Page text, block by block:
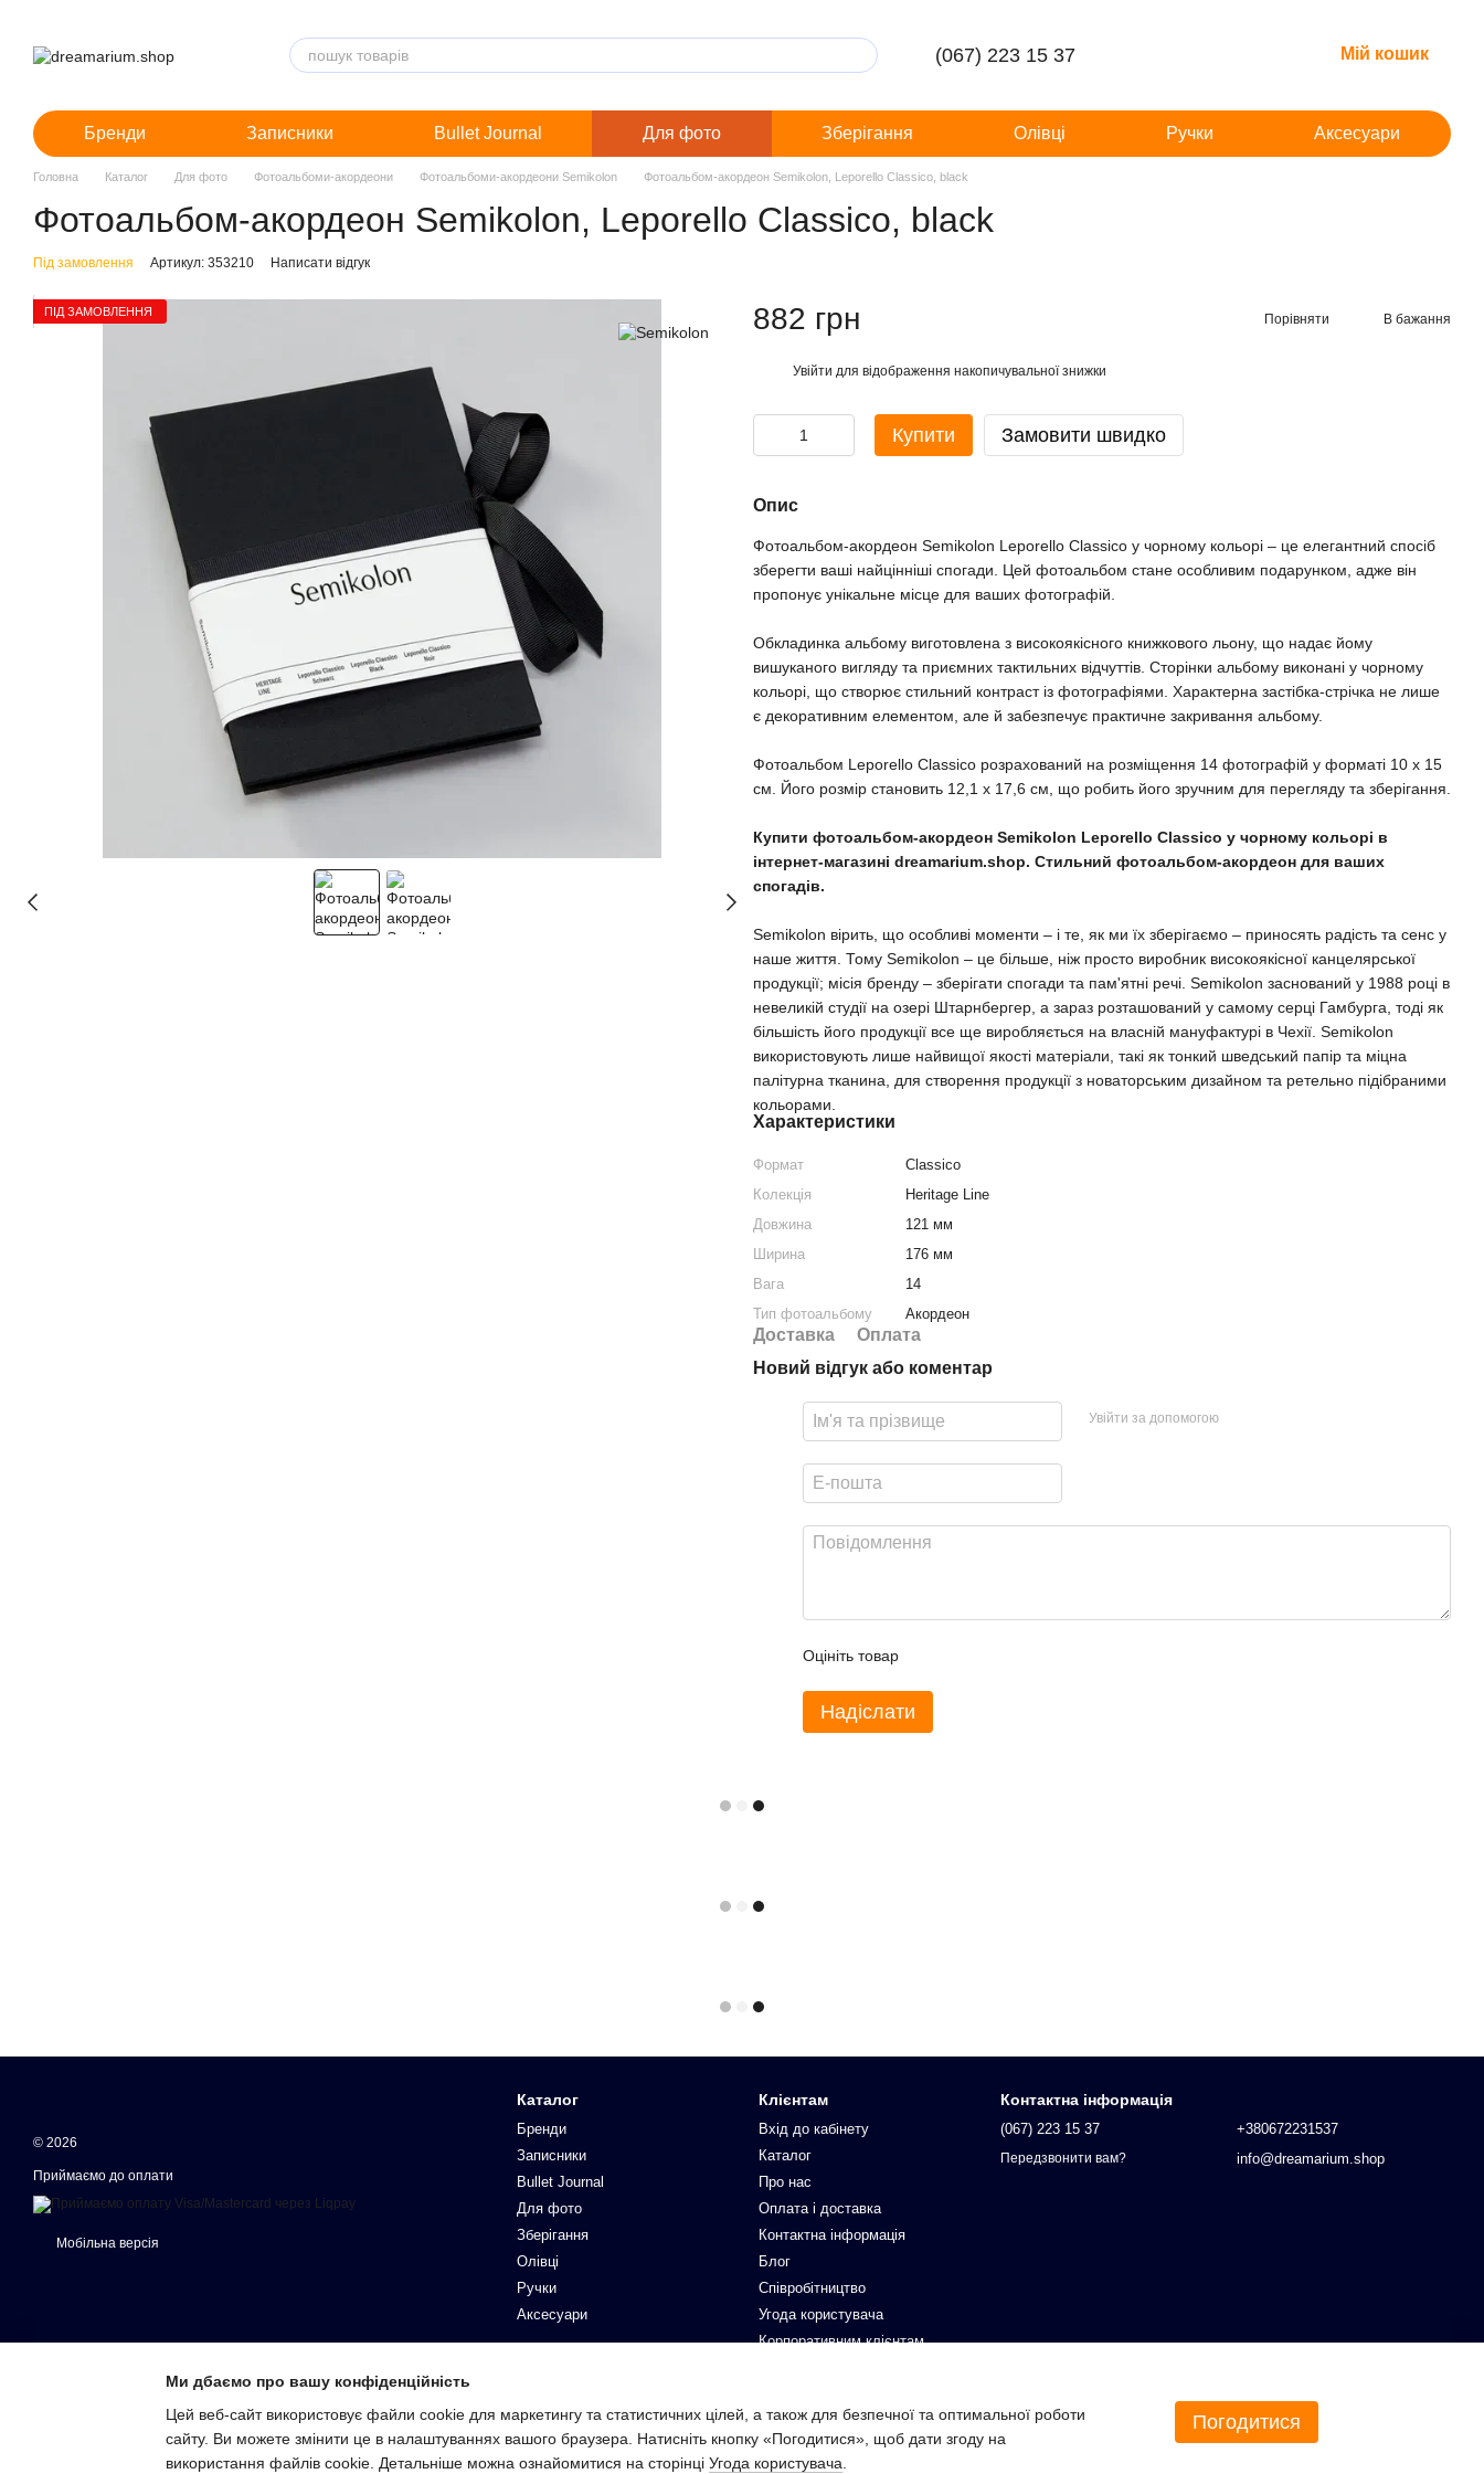
(067) 223 15 37 Мій кошик
Бренди Записники Bullet Journal Для фото Зберігання Олівці Ручки Аксесуари
Головна Каталог Для фото Фотоальбоми-акордеони Фотоальбоми-акордеони Semikolon Фотоальбом-акордеон Semikolon, Leporello Classico, black
Фотоальбом-акордеон Semikolon, Leporello Classico, black
Під замовлення Артикул: 353210 Написати відгук
ПІД ЗАМОВЛЕННЯ 882 грн Порівняти В бажання
Увійти для відображення накопичувальної знижки
Купити Замовити швидко
Опис
Фотоальбом-акордеон Semikolon Leporello Classico у чорному кольорі – це елегантний спосіб
зберегти ваші найцінніші спогади. Цей фотоальбом стане особливим подарунком, адже він
пропонує унікальне місце для ваших фотографій.
Обкладинка альбому виготовлена з високоякісного книжкового льону, що надає йому
вишуканого вигляду та приємних тактильних відчуттів. Сторінки альбому виконані у чорному
кольорі, що створює стильний контраст із фотографіями. Характерна застібка-стрічка не лише
є декоративним елементом, але й забезпечує практичне закривання альбому.
Фотоальбом Leporello Classico розрахований на розміщення 14 фотографій у форматі 10 x 15
см. Його розмір становить 12,1 x 17,6 см, що робить його зручним для перегляду та зберігання.
Купити фотоальбом-акордеон Semikolon Leporello Classico у чорному кольорі в
інтернет-магазині dreamarium.shop. Стильний фотоальбом-акордеон для ваших
спогадів.
Semikolon вірить, що особливі моменти – і те, як ми їх зберігаємо – приносять радість та сенс у
наше життя. Тому Semikolon – це більше, ніж просто виробник високоякісної канцелярської
продукції; місія бренду – зберігати спогади та пам'ятні речі. Semikolon заснований у 1988 році в
невеликій студії на озері Штарнбергер, а зараз розташований у самому серці Гамбурга, тоді як
більшість його продукції все ще виробляється на власній мануфактурі в Чехії. Semikolon
використовують лише найвищої якості матеріали, такі як тонкий шведський папір та міцна
палітурна тканина, для створення продукції з новаторським дизайном та ретельно підібраними
кольорами.
Характеристики
Формат
Classico
Колекція
Heritage Line
Довжина
121 мм
Ширина
176 мм
Вага
14
Тип фотоальбому
Акордеон
Доставка
Оплата
Новий відгук або коментар
Увійти за допомогою
Оцініть товар
Надіслати
© 2026
Приймаємо до оплати
Мобільна версія
Каталог
Бренди
Записники
Bullet Journal
Для фото
Зберігання
Олівці
Ручки
Аксесуари
Клієнтам
Вхід до кабінету
Каталог
Про нас
Оплата і доставка
Контактна інформація
Блог
Співробітництво
Угода користувача
Корпоративним клієнтам
Контактна інформація
(067) 223 15 37
Передзвонити вам?
+380672231537
info@dreamarium.shop
Ми дбаємо про вашу конфіденційність
Цей веб-сайт використовує файли cookie для маркетингу та статистичних цілей, а також для безпечної та оптимальної роботи
сайту. Ви можете змінити це в налаштуваннях вашого браузера. Натисніть кнопку «Погодитися», щоб дати згоду на
використання файлів cookie. Детальніше можна ознайомитися на сторінці Угода користувача
Погодитися